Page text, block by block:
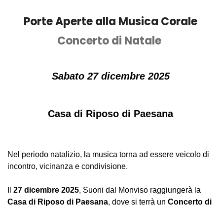
Porte Aperte alla Musica Corale
Concerto di Natale
Sabato 27 dicembre 2025
Casa di Riposo di Paesana
Nel periodo natalizio, la musica torna ad essere veicolo di
incontro, vicinanza e condivisione.
27 dicembre 2025, Suoni dal Monviso raggiungerà la
Casa di Riposo di Paesana, dove si terrà un Concerto di